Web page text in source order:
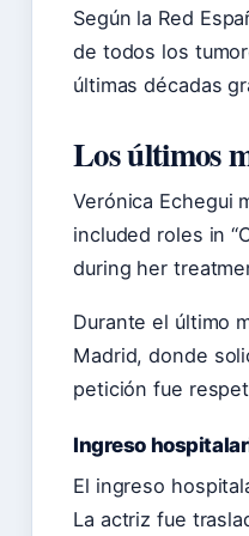
Según la Red
de todos los
últimas décadas
Los últimos
Verónica Echegui
included roles in
during her
Durante el último
Madrid, donde
petición fue
Ingreso
El ingreso
La actriz fue